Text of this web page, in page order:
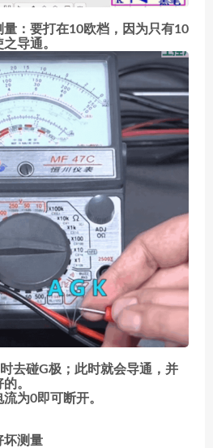
：要打在10欧档，因为只有10
导通。
去碰G极；此时就会导通，并
。
为0即可断开。
坏测量